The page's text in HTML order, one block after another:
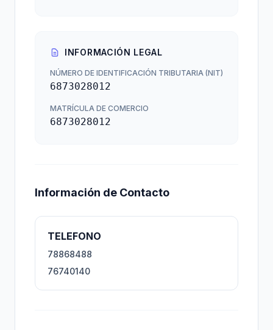
INFORMACIÓN LEGAL
NÚMERO DE IDENTIFICACIÓN TRIBUTARIA (NIT)
6873028012
MATRÍCULA DE COMERCIO
6873028012
Información de Contacto
TELEFONO
78868488
76740140